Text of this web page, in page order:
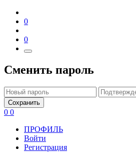
0
0
Сменить пароль
Сохранить
0 0
ПРОФИЛЬ
Войти
Регистрация